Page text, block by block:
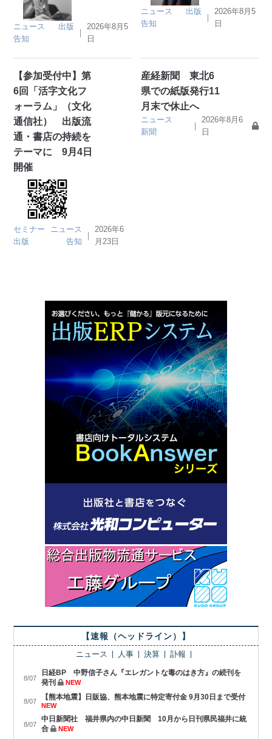
ニュース
出版
告知
｜
2026年8月5
日
ニュース
出版
告知
｜
2026年8月5
日
【参加受付中】第
6回「活字文化フ
ォーラム」（文化
通信社） 出版流
通・書店の持続を
テーマに 9月4日
開催
セミナー
ニュース
出版
告知
｜
2026年6
月23日
産経新聞 東北6
県での紙版発行11
月末で休止へ
ニュース
新聞
｜
2026年8月6
日
【速報（ヘッドライン）】
ニュース 人事 決算 訃報
8/07
日経BP 中野信子さん『エレガントな毒のはき方』の続刊を
発刊
NEW
8/07 【熊本地震】日販協、熊本地震に特定寄付金 9月30日まで受付
NEW
8/07
中日新聞社 福井県内の中日新聞 10月から日刊県民福井に統
合
NEW